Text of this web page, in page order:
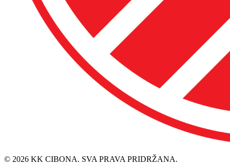
© 2026 KK CIBONA. SVA PRAVA PRIDRŽANA.